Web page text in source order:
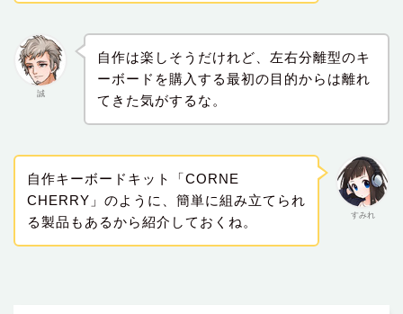
誠
自作は楽しそうだけれど、左右分離型のキ
ーボードを購入する最初の目的からは離れ
てきた気がするな。
すみれ
自作キーボードキット「CORNE
CHERRY」のように、簡単に組み立てられ
る製品もあるから紹介しておくね。